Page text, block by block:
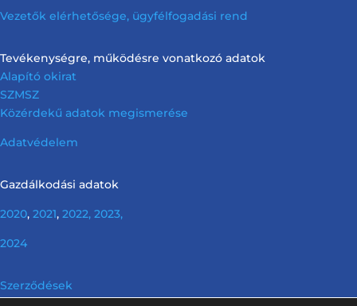
Vezetők elérhetősége, ügyfélfogadási rend
Tevékenységre, működésre vonatkozó adatok
Alapító okirat
SZMSZ
Közérdekű adatok megismerése
Adatvédelem
Gazdálkodási adatok
2020, 2021, 2022, 2023,
2024
Szerződések